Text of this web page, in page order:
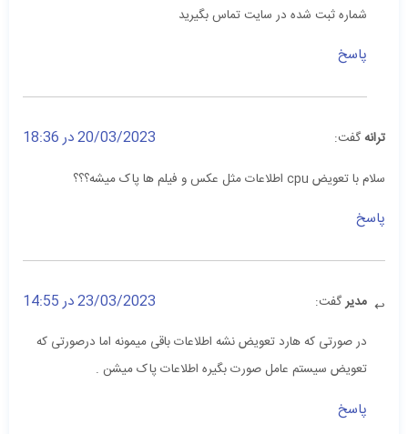
شماره ثبت شده در سایت تماس بگیرید
پاسخ
ترانهگفت: 20/03/2023 در 18:36
سلام با تعویض cpu اطلاعات مثل عکس و فیلم ها پاک میشه؟؟؟
پاسخ
مدیرگفت: 23/03/2023 در 14:55
در صورتی که هارد تعویض نشه اطلاعات باقی میمونه اما درصورتی که
تعویض سیستم عامل صورت بگیره اطلاعات پاک میشن .
پاسخ